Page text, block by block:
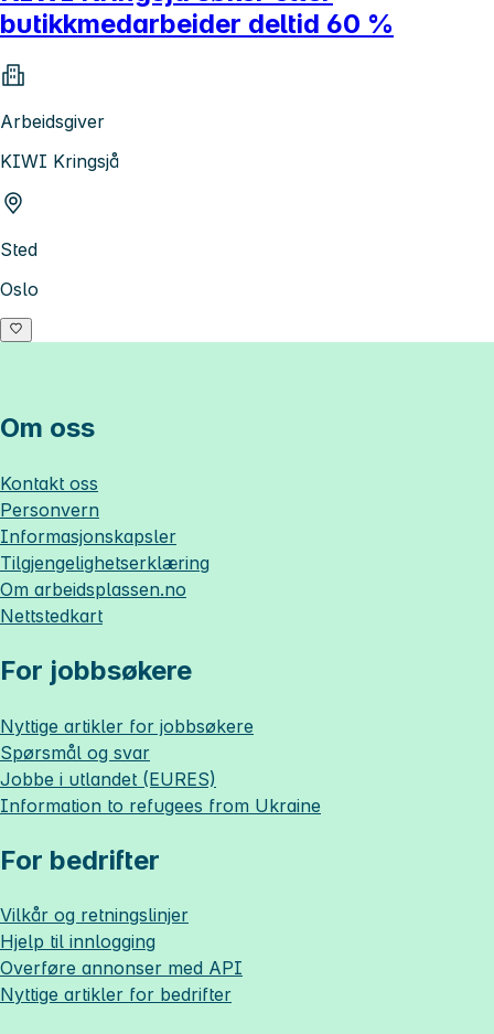
butikkmedarbeider deltid 60 %
Arbeidsgiver
KIWI Kringsjå
Sted
Oslo
Om oss
Kontakt oss
Personvern
Informasjonskapsler
Tilgjengelighetserklæring
Om arbeidsplassen.no
Nettstedkart
For jobbsøkere
Nyttige artikler for jobbsøkere
Spørsmål og svar
Jobbe i utlandet (EURES)
Information to refugees from Ukraine
For bedrifter
Vilkår og retningslinjer
Hjelp til innlogging
Overføre annonser med API
Nyttige artikler for bedrifter